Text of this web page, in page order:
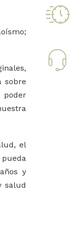
sobre
poder
el
y
salud